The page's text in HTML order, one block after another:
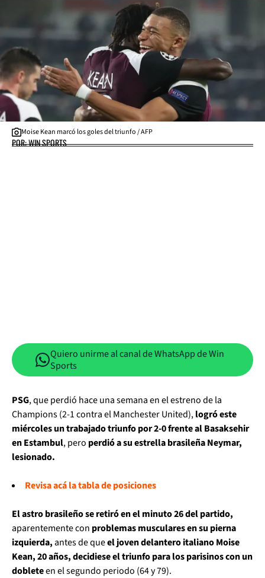
Moise Kean marcó los goles del triunfo / AFP
POR: WIN SPORTS
Quiero unirme al canal de WhatsApp de Win
Sports
PSG, que perdió hace una semana en el estreno de la
Champions (2-1 contra el Manchester United),logró este
miércoles un trabajado triunfo por 2-0 frente al Basaksehir
en Estambul, pero perdió a su estrella brasileña Neymar,
lesionado.
Revisa acá la tabla de posiciones
El astro brasileño se retiró en el minuto 26 del partido,
aparentemente con problemas musculares en su pierna
izquierda,antes de queel joven delantero italiano Moise
Kean, 20 años, decidiese el triunfo para los parisinos con un
dobleteen el segundo periodo (64 y 79).